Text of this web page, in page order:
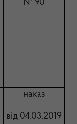
№ 90
наказ
від 04.03.2019